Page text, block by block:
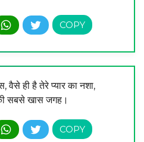
वैसे ही है तेरे प्यार का नशा,
सबसे खास जगह।